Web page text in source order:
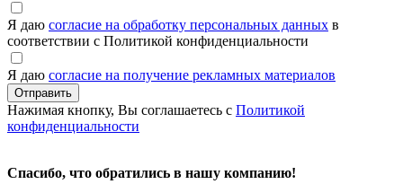
Я даю согласие на обработку персональных данных в
соответствии с Политикой конфиденциальности
Я даю согласие на получение рекламных материалов
Нажимая кнопку, Вы соглашаетесь с Политикой
конфиденциальности
Спасибо, что обратились в нашу компанию!